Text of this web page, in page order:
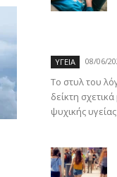
ΥΓΕΙΑ 08/06/
Το στυλ του
δείκτη
ψυχικής